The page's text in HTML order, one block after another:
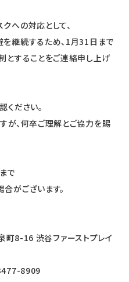
への対応として、
継続するため、1月31日まで
とすることをご連絡申し上げ
ください。
が、何卒ご理解とご協力を賜
で
ございます。
8-16 渋谷ファーストプレイ
8909